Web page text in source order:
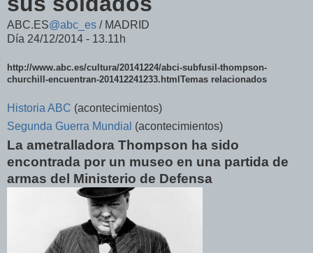
ABC.ES@abc_es / MADRID
Día 24/12/2014 - 13.11h
http://www.abc.es/cultura/20141224/abci-subfusil-thompson-
churchill-encuentran-201412241233.htmlTemas relacionados
Historia ABC (acontecimientos)
Segunda Guerra Mundial (acontecimientos)
La ametralladora Thompson ha sido
encontrada por un museo en una partida de
armas del Ministerio de Defensa